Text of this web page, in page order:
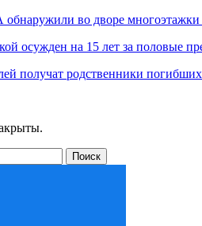
во дворе многоэтажки
осужден на 15 лет за половые
получат родственники